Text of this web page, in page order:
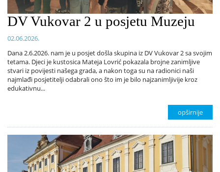
DV Vukovar 2 u posjetu Muzeju
02.06.2026.
Dana 2.6.2026. nam je u posjet došla skupina iz DV Vukovar 2 sa svojim
tetama. Djeci je kustosica Mateja Lovrić pokazala brojne zanimljive
stvari iz povijesti našega grada, a nakon toga su na radionici naši
najmlađi posjetitelji odabrali ono što im je bilo najzanimljivije kroz
edukativnu...
opširnije